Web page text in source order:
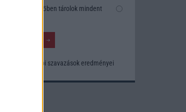
Inkább felhőben tárolok mindent
Korábbi szavazások eredményei